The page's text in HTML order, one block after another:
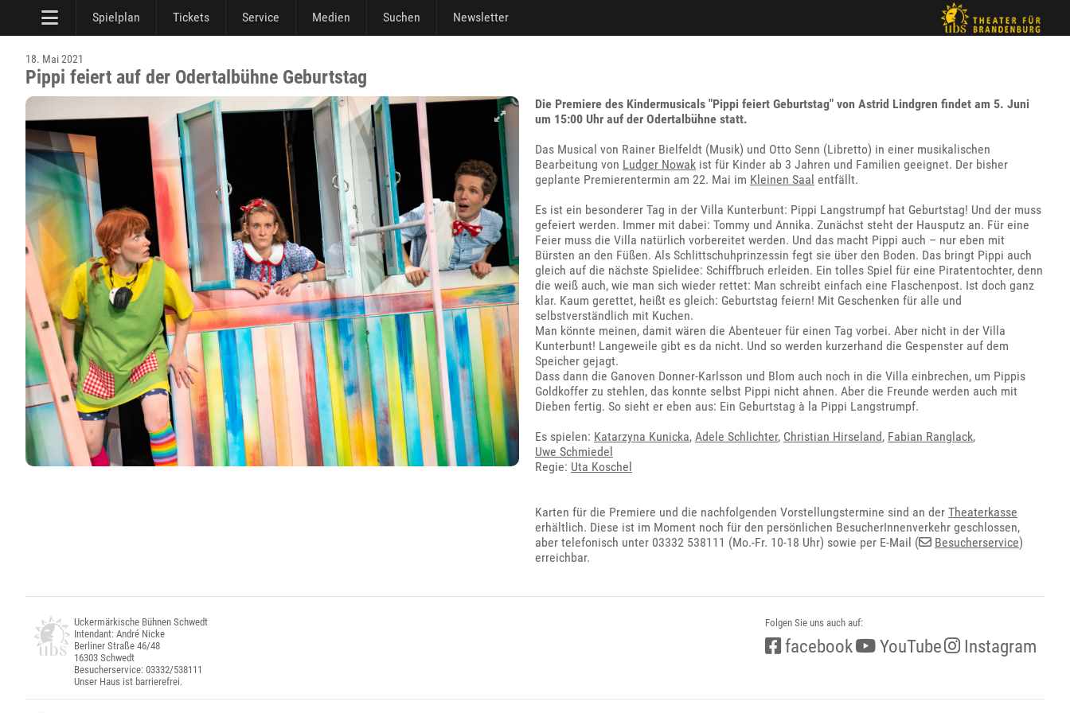
Spielplan Tickets Service Medien Suchen Newsletter
18. Mai 2021
Pippi feiert auf der Odertalbühne Geburtstag
Die Premiere des Kindermusicals "Pippi feiert Geburtstag" von Astrid Lindgren findet am 5. Juni
um 15:00 Uhr auf der Odertalbühne statt.
Das Musical von Rainer Bielfeldt (Musik) und Otto Senn (Libretto) in einer musikalischen
Bearbeitung von Ludger Nowak ist für Kinder ab 3 Jahren und Familien geeignet. Der bisher
geplante Premierentermin am 22. Mai im Kleinen Saal entfällt.
Es ist ein besonderer Tag in der Villa Kunterbunt: Pippi Langstrumpf hat Geburtstag! Und der muss
gefeiert werden. Immer mit dabei: Tommy und Annika. Zunächst steht der Hausputz an. Für eine
Feier muss die Villa natürlich vorbereitet werden. Und das macht Pippi auch – nur eben mit
Bürsten an den Füßen. Als Schlittschuhprinzessin fegt sie über den Boden. Das bringt Pippi auch
gleich auf die nächste Spielidee: Schiffbruch erleiden. Ein tolles Spiel für eine Piratentochter, denn
die weiß auch, wie man sich wieder rettet: Man schreibt einfach eine Flaschenpost. Ist doch ganz
klar. Kaum gerettet, heißt es gleich: Geburtstag feiern! Mit Geschenken für alle und
selbstverständlich mit Kuchen.
Man könnte meinen, damit wären die Abenteuer für einen Tag vorbei. Aber nicht in der Villa
Kunterbunt! Langeweile gibt es da nicht. Und so werden kurzerhand die Gespenster auf dem
Speicher gejagt.
Dass dann die Ganoven Donner-Karlsson und Blom auch noch in die Villa einbrechen, um Pippis
Goldkoffer zu stehlen, das konnte selbst Pippi nicht ahnen. Aber die Freunde werden auch mit
Dieben fertig. So sieht er eben aus: Ein Geburtstag à la Pippi Langstrumpf.
Es spielen: Katarzyna Kunicka, Adele Schlichter, Christian Hirseland, Fabian Ranglack,
Uwe Schmiedel
Regie: Uta Koschel
Karten für die Premiere und die nachfolgenden Vorstellungstermine sind an der Theaterkasse
erhältlich. Diese ist im Moment noch für den persönlichen BesucherInnenverkehr geschlossen,
aber telefonisch unter 03332 538111 (Mo.-Fr. 10-18 Uhr) sowie per E-Mail (
Besucherservice)
erreichbar.
Uckermärkische Bühnen Schwedt
Intendant: André Nicke
Berliner Straße 46/48
16303 Schwedt
Besucherservice: 03332/538111
Unser Haus ist barrierefrei.
Folgen Sie uns auch auf:
facebook YouTube Instagram